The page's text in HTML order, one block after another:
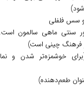
سس فلفلی
سنتی ماهی سالمون
فرهنگ چینی است)
خوشمزه‌تر شدن و
طعم‌دهنده)